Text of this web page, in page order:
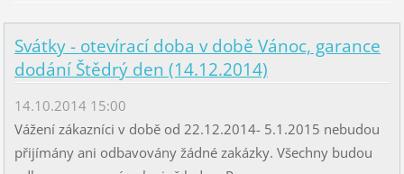
Svátky - otevírací doba v době Vánoc, garance
dodání Štědrý den (14.12.2014)
14.10.2014 15:00
Vážení zákazníci v době od 22.12.2014- 5.1.2015 nebudou
přijímány ani odbavovány žádné zakázky. Všechny budou